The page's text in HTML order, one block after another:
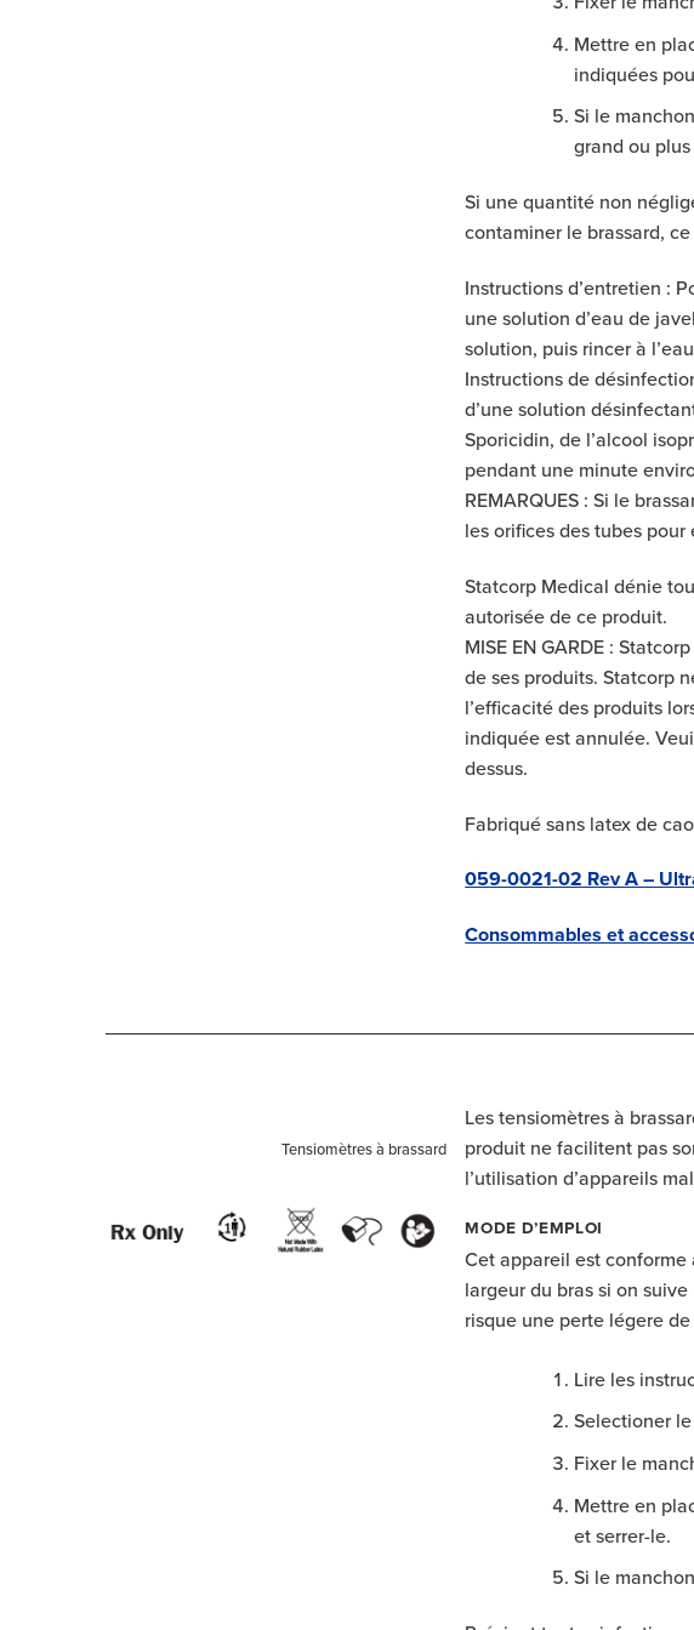
Mettre en
indiquées
Si le
grand ou
Si une quantité non
contaminer le brassard,
Instructions d’entretien :
une solution d’eau de
solution, puis rincer à
Instructions de
d’une solution
Sporicidin, de l’alcool
pendant une minute
REMARQUES : Si le
les orifices des tubes
Statcorp Medical dénie
autorisée de ce produit.
MISE EN GARDE :
de ses produits. Statcorp
l’efficacité des produits
indiquée est annulée.
dessus.
Fabriqué sans latex de
059-0021-02 Rev A –
Consommables et
Tensiomètres à brassard
Les tensiomètres à
produit ne facilitent pas
l’utilisation d’appareils
MODE D’EMPLOI
Cet appareil est
largeur du bras si on
risque une perte légere
Lire les
Selectioner
Fixer le
Mettre en
et serrer-le.
Si le